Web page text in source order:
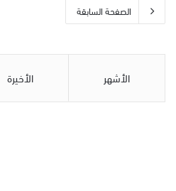
الصفحة السابقة
الأشهر الأخيرة